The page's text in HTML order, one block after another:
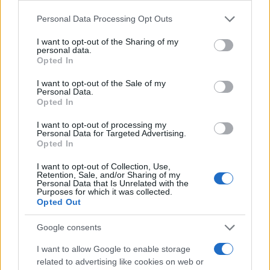
Please note that this website/app uses one or more Google
not limited to your visit or usage behaviour. You may click to
grant or deny consent to Google and its third-party tags to
use your data for below specified purposes in below Google
consent section.
Personal Data Processing Opt Outs
I want to opt-out of the Sharing of my
personal data.
Opted In
I want to opt-out of the Sale of my
Personal Data.
Opted In
I want to opt-out of processing my
Personal Data for Targeted Advertising.
Opted In
I want to opt-out of Collection, Use,
Retention, Sale, and/or Sharing of my
Personal Data that Is Unrelated with the
Purposes for which it was collected.
Opted Out
Google consents
I want to allow Google to enable storage
related to advertising like cookies on web or